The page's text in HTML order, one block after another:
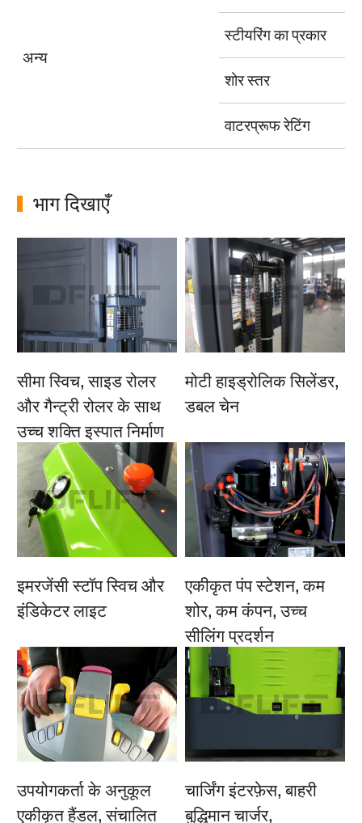
अन्य
स्टीयरिंग का प्रकार
शोर स्तर
वाटरप्रूफ रेटिंग
भाग दिखाएँ
सीमा स्विच, साइड रोलर
और गैन्ट्री रोलर के साथ
उच्च शक्ति इस्पात निर्माण
मोटी हाइड्रोलिक सिलेंडर,
डबल चेन
इमरजेंसी स्टॉप स्विच और
इंडिकेटर लाइट
एकीकृत पंप स्टेशन, कम
शोर, कम कंपन, उच्च
सीलिंग प्रदर्शन
उपयोगकर्ता के अनुकूल
एकीकृत हैंडल, संचालित
चार्जिंग इंटरफ़ेस, बाहरी
बुद्धिमान चार्जर,